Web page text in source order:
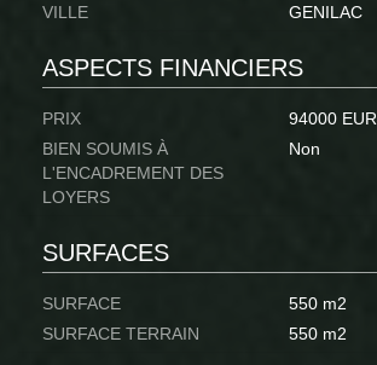
VILLE
GENILAC
ASPECTS FINANCIERS
PRIX
94000 EUR
BIEN SOUMIS À
L'ENCADREMENT DES
LOYERS
Non
SURFACES
SURFACE
550 m2
SURFACE TERRAIN
550 m2